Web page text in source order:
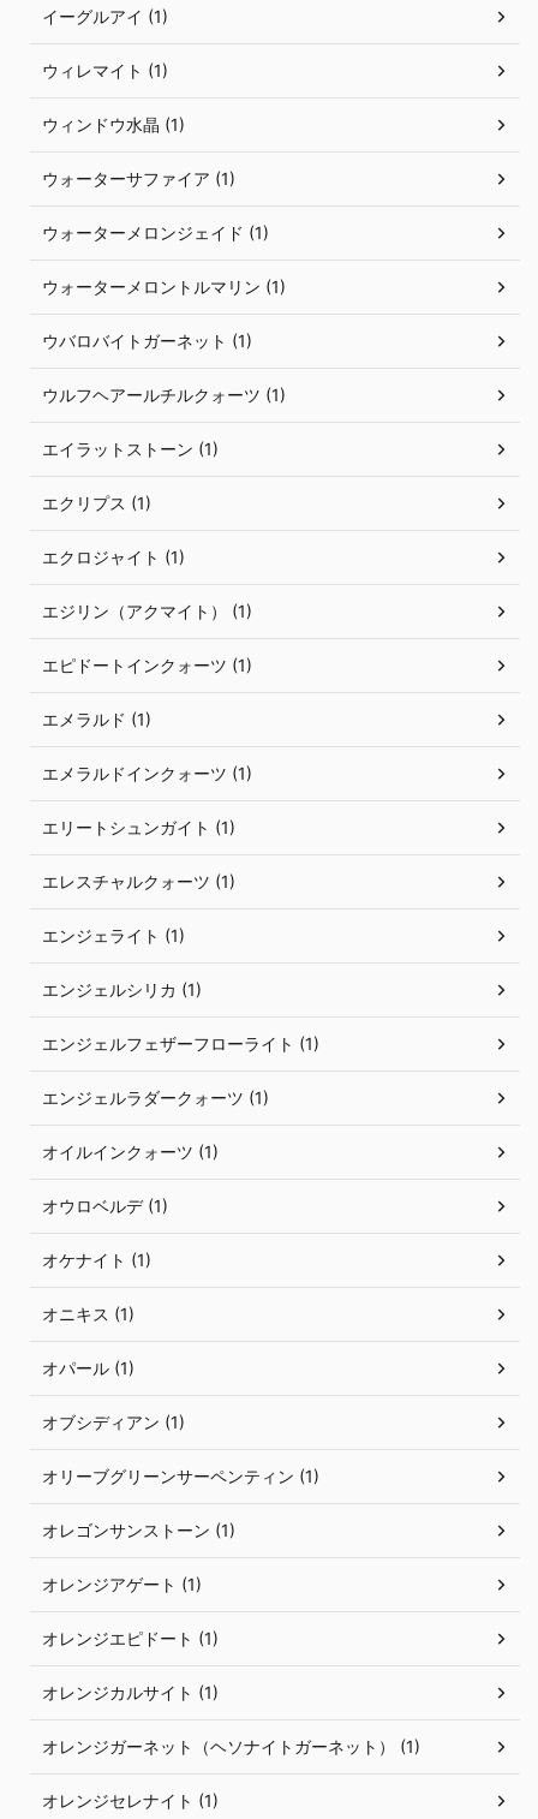
イーグルアイ (1)
ウィレマイト (1)
ウィンドウ水晶 (1)
ウォーターサファイア (1)
ウォーターメロンジェイド (1)
ウォーターメロントルマリン (1)
ウバロバイトガーネット (1)
ウルフヘアールチルクォーツ (1)
エイラットストーン (1)
エクリプス (1)
エクロジャイト (1)
エジリン（アクマイト） (1)
エピドートインクォーツ (1)
エメラルド (1)
エメラルドインクォーツ (1)
エリートシュンガイト (1)
エレスチャルクォーツ (1)
エンジェライト (1)
エンジェルシリカ (1)
エンジェルフェザーフローライト (1)
エンジェルラダークォーツ (1)
オイルインクォーツ (1)
オウロベルデ (1)
オケナイト (1)
オニキス (1)
オパール (1)
オブシディアン (1)
オリーブグリーンサーペンティン (1)
オレゴンサンストーン (1)
オレンジアゲート (1)
オレンジエピドート (1)
オレンジカルサイト (1)
オレンジガーネット（ヘソナイトガーネット） (1)
オレンジセレナイト (1)